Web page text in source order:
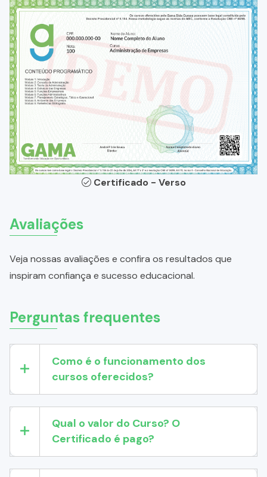
Certificado - Verso
Avaliações
Veja nossas avaliações e confira os resultados que
inspiram confiança e sucesso educacional.
Perguntas frequentes
Como é o funcionamento dos
cursos oferecidos?
Qual o valor do Curso? O
Certificado é pago?